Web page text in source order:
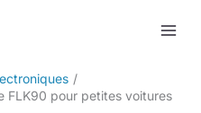
FLK90 pour petites voitures